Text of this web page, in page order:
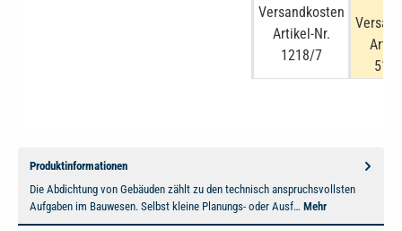
Versandkosten
Artikel-Nr.
1218/7
Produktinformationen
Die Abdichtung von Gebäuden zählt zu den technisch anspruchsvollsten
Aufgaben im Bauwesen. Selbst kleine Planungs- oder Ausf… Mehr